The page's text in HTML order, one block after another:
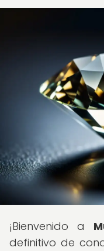
¡Bienvenido a
definitivo de